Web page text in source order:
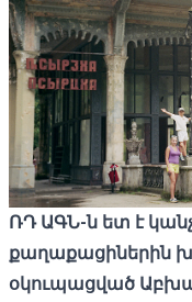
ՌԴ ԱԳՆ-ն ետ է
քաղաքացիներին
օկուպացված